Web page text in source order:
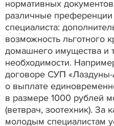
нормативных
различные
специалиста:
возможность льготного
домашнего имущества и
необходимости.
договоре СУП
о выплате
в размере 1000 рублей
(ветврач, зоотехник). За
молодым специалистам